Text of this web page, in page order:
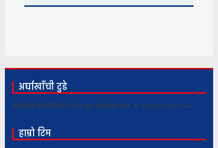
अर्घाखाँची टुडे
अर्घाखाँची मल्टिमिडिया प्रा.लि द्वारा सञ्चालित दर्ता नं. १७२१६८/०७४/०७५
हाम्रो टिम